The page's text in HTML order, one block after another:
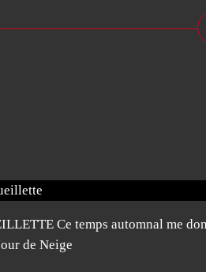
Ce temps automnal me
de Neige